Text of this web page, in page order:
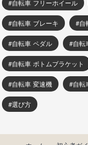
自転車 フリーホイール
自転車 ブレーキ 自
自転車 ペダル 自転
自転車 ボトムブラケット
自転車 変速機 自転
選び方